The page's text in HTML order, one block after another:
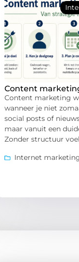
Content
Content marketing
wanneer je niet
social posts of
maar vanuit een
Zonder structuur
Internet